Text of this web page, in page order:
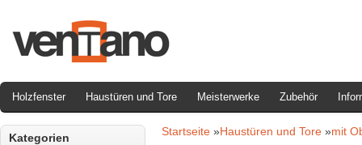
Holzfenster Haustüren und Tore Meisterwerke Zubehör
Kategorien Startseite »Haustüren und Tore »mit